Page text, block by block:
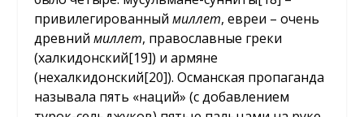
привилегированныймиллет, евреи – очень
древниймиллет, православные греки
(халкидонский[19]) и армяне
(нехалкидонский[20]). Османская пропаганда
называла пять «наций» (с добавлением